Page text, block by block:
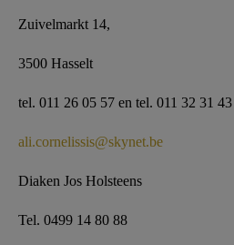
Zuivelmarkt 14,
3500 Hasselt
tel. 011 26 05 57 en tel. 011 32 31
ali.cornelissis@skynet.be
Diaken Jos Holsteens
Tel. 0499 14 80 88